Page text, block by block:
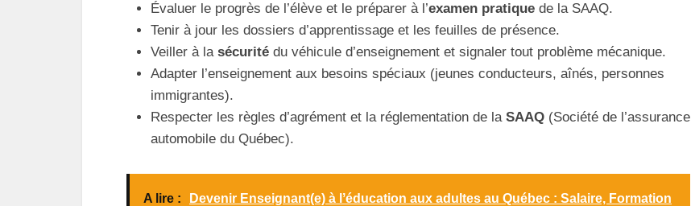
Évaluer le progrès de l’élève et le préparer à l’examen pratique de la SAAQ.
Tenir à jour les dossiers d’apprentissage et les feuilles de présence.
Veiller à la sécurité du véhicule d’enseignement et signaler tout problème mécanique.
Adapter l’enseignement aux besoins spéciaux (jeunes conducteurs, aînés, personnes
immigrantes).
Respecter les règles d’agrément et la réglementation de la SAAQ (Société de l’assurance
automobile du Québec).
A lire :
Devenir Enseignant(e) à lʼéducation aux adultes au Québec : Salaire, Formation